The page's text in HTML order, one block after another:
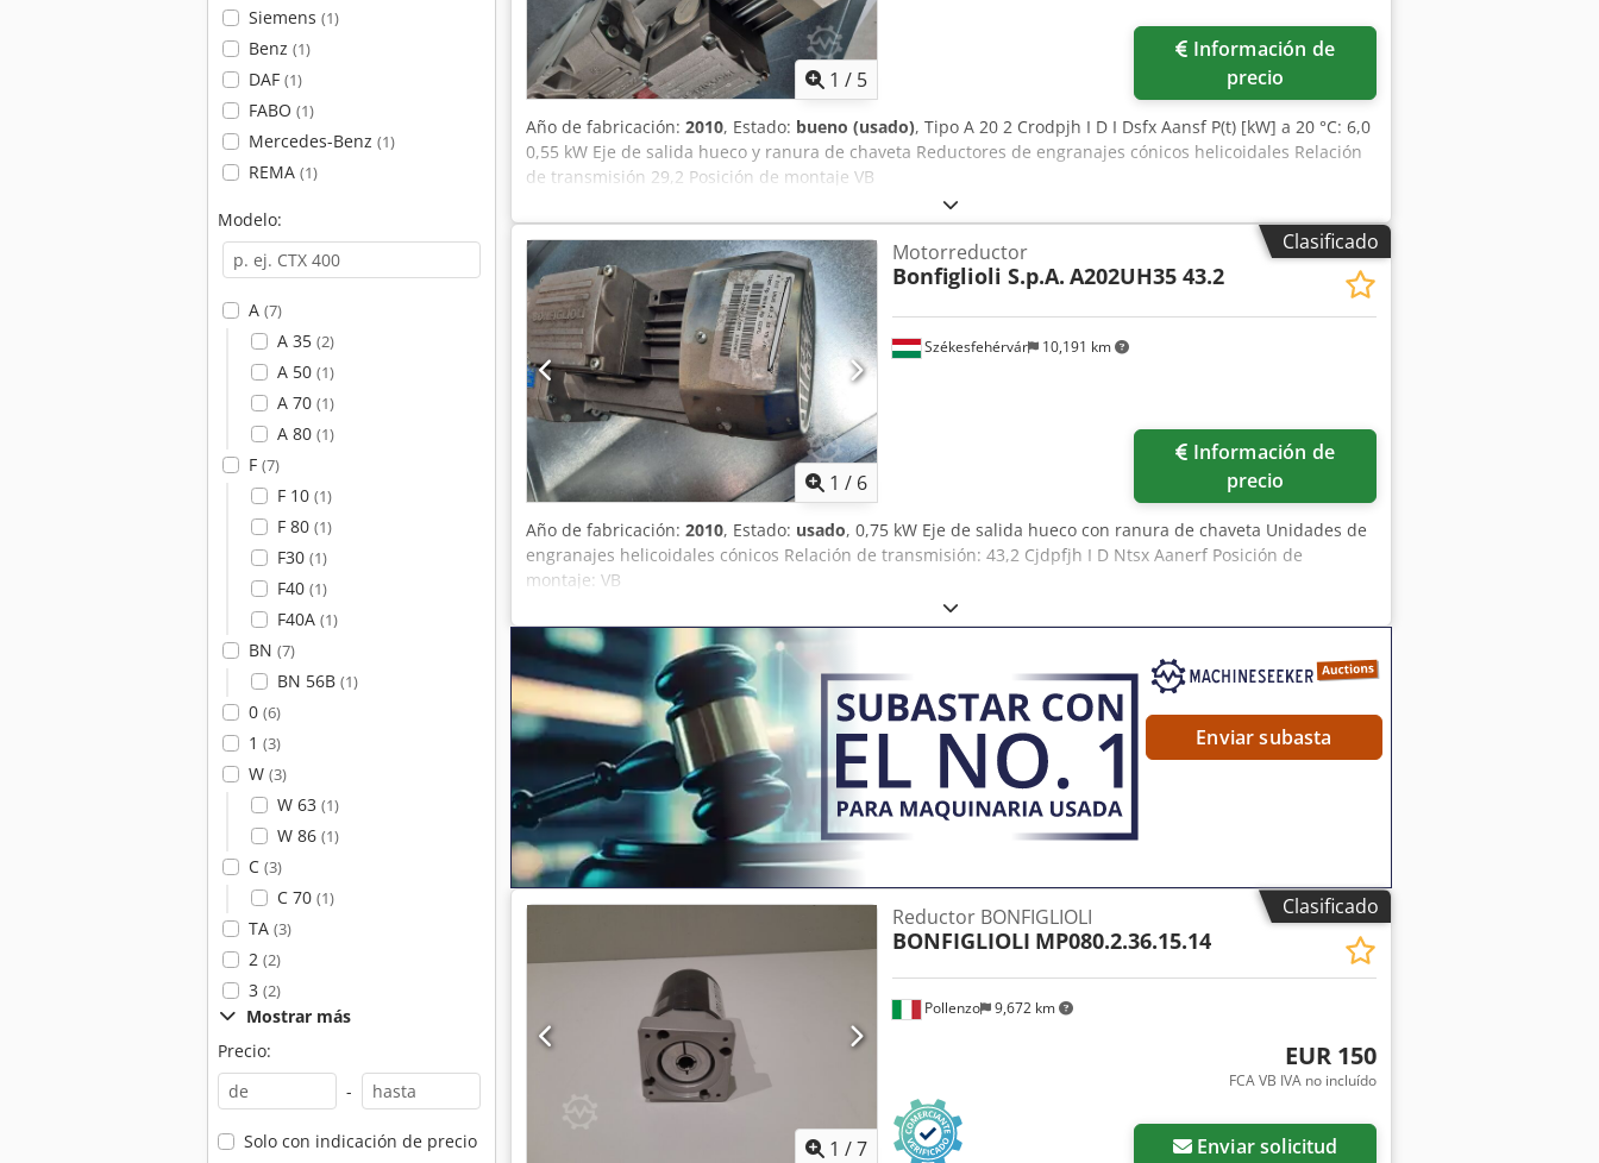
Siemens (1)
Benz (1)
DAF (1)
FABO (1)
Mercedes-Benz (1)
REMA (1)
Modelo:
A (7)
A 35 (2)
A 50 (1)
A 70 (1)
A 80 (1)
F (7)
F 10 (1)
F 80 (1)
F30 (1)
F40 (1)
F40A (1)
BN (7)
BN 56B (1)
0 (6)
1 (3)
W (3)
W 63 (1)
W 86 (1)
C (3)
C 70 (1)
TA (3)
2 (2)
3 (2)
Mostrar más
Precio:
-
Solo con indicación de precio
1 / 5
precio
Año de fabricación: 2010, Estado: bueno (usado), Tipo A 20 2 Crodpjh I D I Dsfx Aansf P(t) [kW] a 20 °C: 6,0
0,55 kW Eje de salida hueco y ranura de chaveta Reductores de engranajes cónicos helicoidales Relación
de transmisión 29,2 Posición de montaje VB
Clasificado
1 / 6
Székesfehérvár 10,191 km
Motorreductor
Bonfiglioli S.p.A. A202UH35 43.2
precio
Año de fabricación: 2010, Estado: usado, 0,75 kW Eje de salida hueco con ranura de chaveta Unidades de
engranajes helicoidales cónicos Relación de transmisión: 43,2 Cjdpfjh I D Ntsx Aanerf Posición de
montaje: VB
Enviar subasta
Clasificado
1 /7
Pollenzo 9,672 km
Reductor BONFIGLIOLI
BONFIGLIOLI MP080.2.36.15.14
EUR 150
FCA VB IVA no incluído
Enviar solicitud